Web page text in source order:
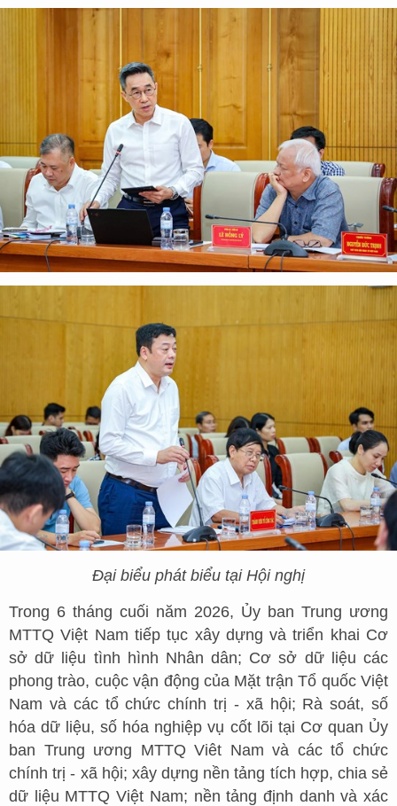
Đại biểu phát biểu tại Hội nghị
Trong 6 tháng cuối năm 2026, Ủy ban Trung ương
MTTQ Việt Nam tiếp tục xây dựng và triển khai Cơ
sở dữ liệu tình hình Nhân dân; Cơ sở dữ liệu các
phong trào, cuộc vận động của Mặt trận Tổ quốc Việt
Nam và các tổ chức chính trị - xã hội; Rà soát, số
hóa dữ liệu, số hóa nghiệp vụ cốt lõi tại Cơ quan Ủy
ban Trung ương MTTQ Viêt Nam và các tổ chức
chính trị - xã hội; xây dựng nền tảng tích hợp, chia sẻ
dữ liệu MTTQ Việt Nam; nền tảng định danh và xác